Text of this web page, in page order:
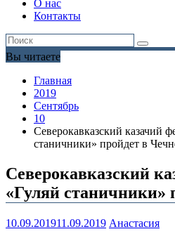
О нас
Контакты
Вы читаете
Главная
2019
Сентябрь
10
Северокавказский казачий
станичники» пройдет в
Северокавказский
«Гуляй станичники»
10.09.201911.09.2019 Анастасия